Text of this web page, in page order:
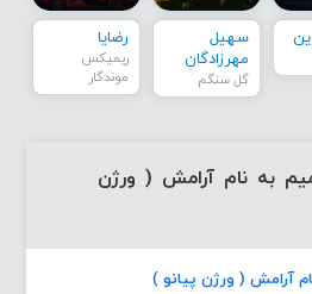
سهیل
مهرزادگان
گل سنگم
رضایا
ریمیکس
موندگار
به نام آرامش ( ورژن
آرامش ( ورژن پیانو )